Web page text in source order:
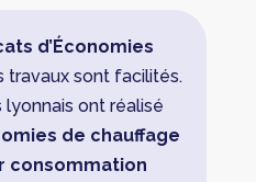
d’Économies
travaux sont facilités.
lyonnais ont réalisé
de chauffage
consommation